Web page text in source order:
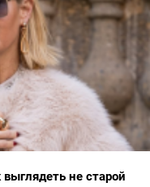
не старой